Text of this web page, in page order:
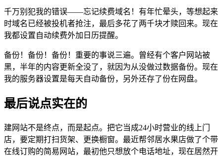
千万别犯我的错误——忘记续费域名！有年忙晕头，等想起来
时域名已经被投机者抢注，最后多花了两千块才赎回来。现在
我都设置自动续费外加日历提醒。
备份！备份！备份！重要的事说三遍。曾经有个客户网站被
黑，半年的内容更新全没了，就因为从没做过数据备份。现在
我的服务器设置是每天自动备份，另外还存了份在网盘。
最后说点实在的
建网站不是终点，而是起点。把它当成24小时营业的线上门
店，要定期打扫货架、更换橱窗。最近帮邻居水果店做了个带
在线订购的简易网站，最初他只想放个电话地址，现在居然开